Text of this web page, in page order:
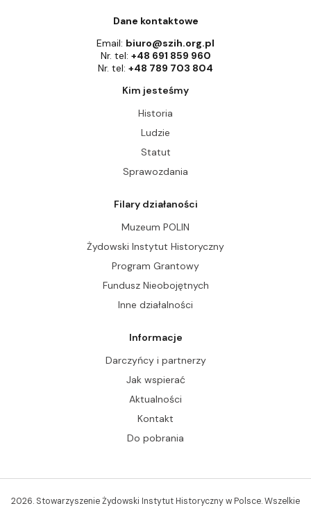
Dane kontaktowe
Email: biuro@szih.org.pl
Nr. tel: +48 691 859 960
Nr. tel: +48 789 703 804
Kim jesteśmy
Historia
Ludzie
Statut
Sprawozdania
Filary działaności
Muzeum POLIN
Żydowski Instytut Historyczny
Program Grantowy
Fundusz Nieobojętnych
Inne działalności
Informacje
Darczyńcy i partnerzy
Jak wspierać
Aktualności
Kontakt
Do pobrania
2026. Stowarzyszenie Żydowski Instytut Historyczny w Polsce. Wszelkie